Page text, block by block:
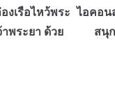
งเรือไหว้พระ
พระยา ด้วย
ไอคอน
สนุ